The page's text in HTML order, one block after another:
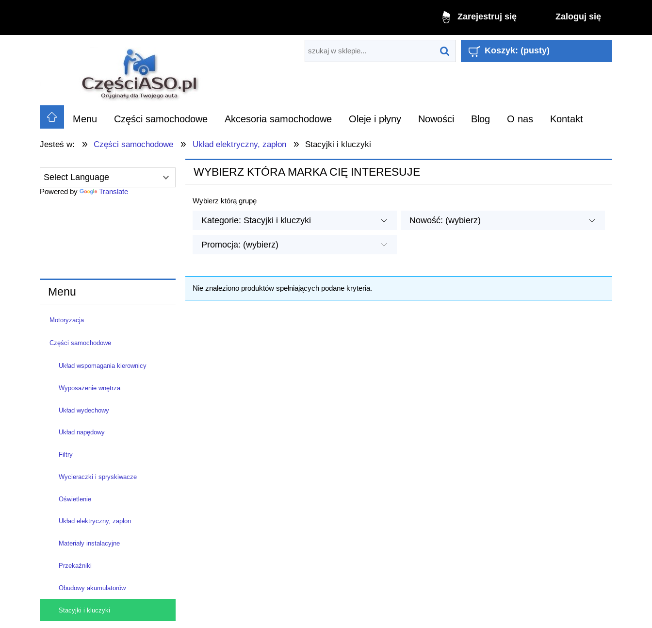
Zarejestruj się Zaloguj się
Koszyk: (pusty)
Menu Części samochodowe Akcesoria samochodowe Oleje i płyny Nowości Blog O nas Kontakt
Jesteś w: » Części samochodowe » Układ elektryczny, zapłon » Stacyjki i kluczyki
Powered by Translate
Menu
Motoryzacja
Części samochodowe
Układ wspomagania kierownicy
Wyposażenie wnętrza
Układ wydechowy
Układ napędowy
Filtry
Wycieraczki i spryskiwacze
Oświetlenie
Układ elektryczny, zapłon
Materiały instalacyjne
Przekaźniki
Obudowy akumulatorów
Stacyjki i kluczyki
WYBIERZ KTÓRA MARKA CIĘ INTERESUJE
Wybierz którą grupę
Kategorie: Stacyjki i kluczyki Nowość: (wybierz)
Promocja: (wybierz)
Nie znaleziono produktów spełniających podane kryteria.